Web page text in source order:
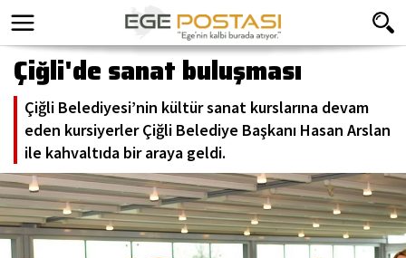
Çiğli'de sanat buluşması
Çiğli Belediyesi’nin kültür sanat kurslarına devam
eden kursiyerler Çiğli Belediye Başkanı Hasan Arslan
ile kahvaltıda bir araya geldi.